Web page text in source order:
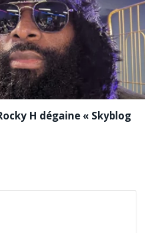
H dégaine « Skyblog